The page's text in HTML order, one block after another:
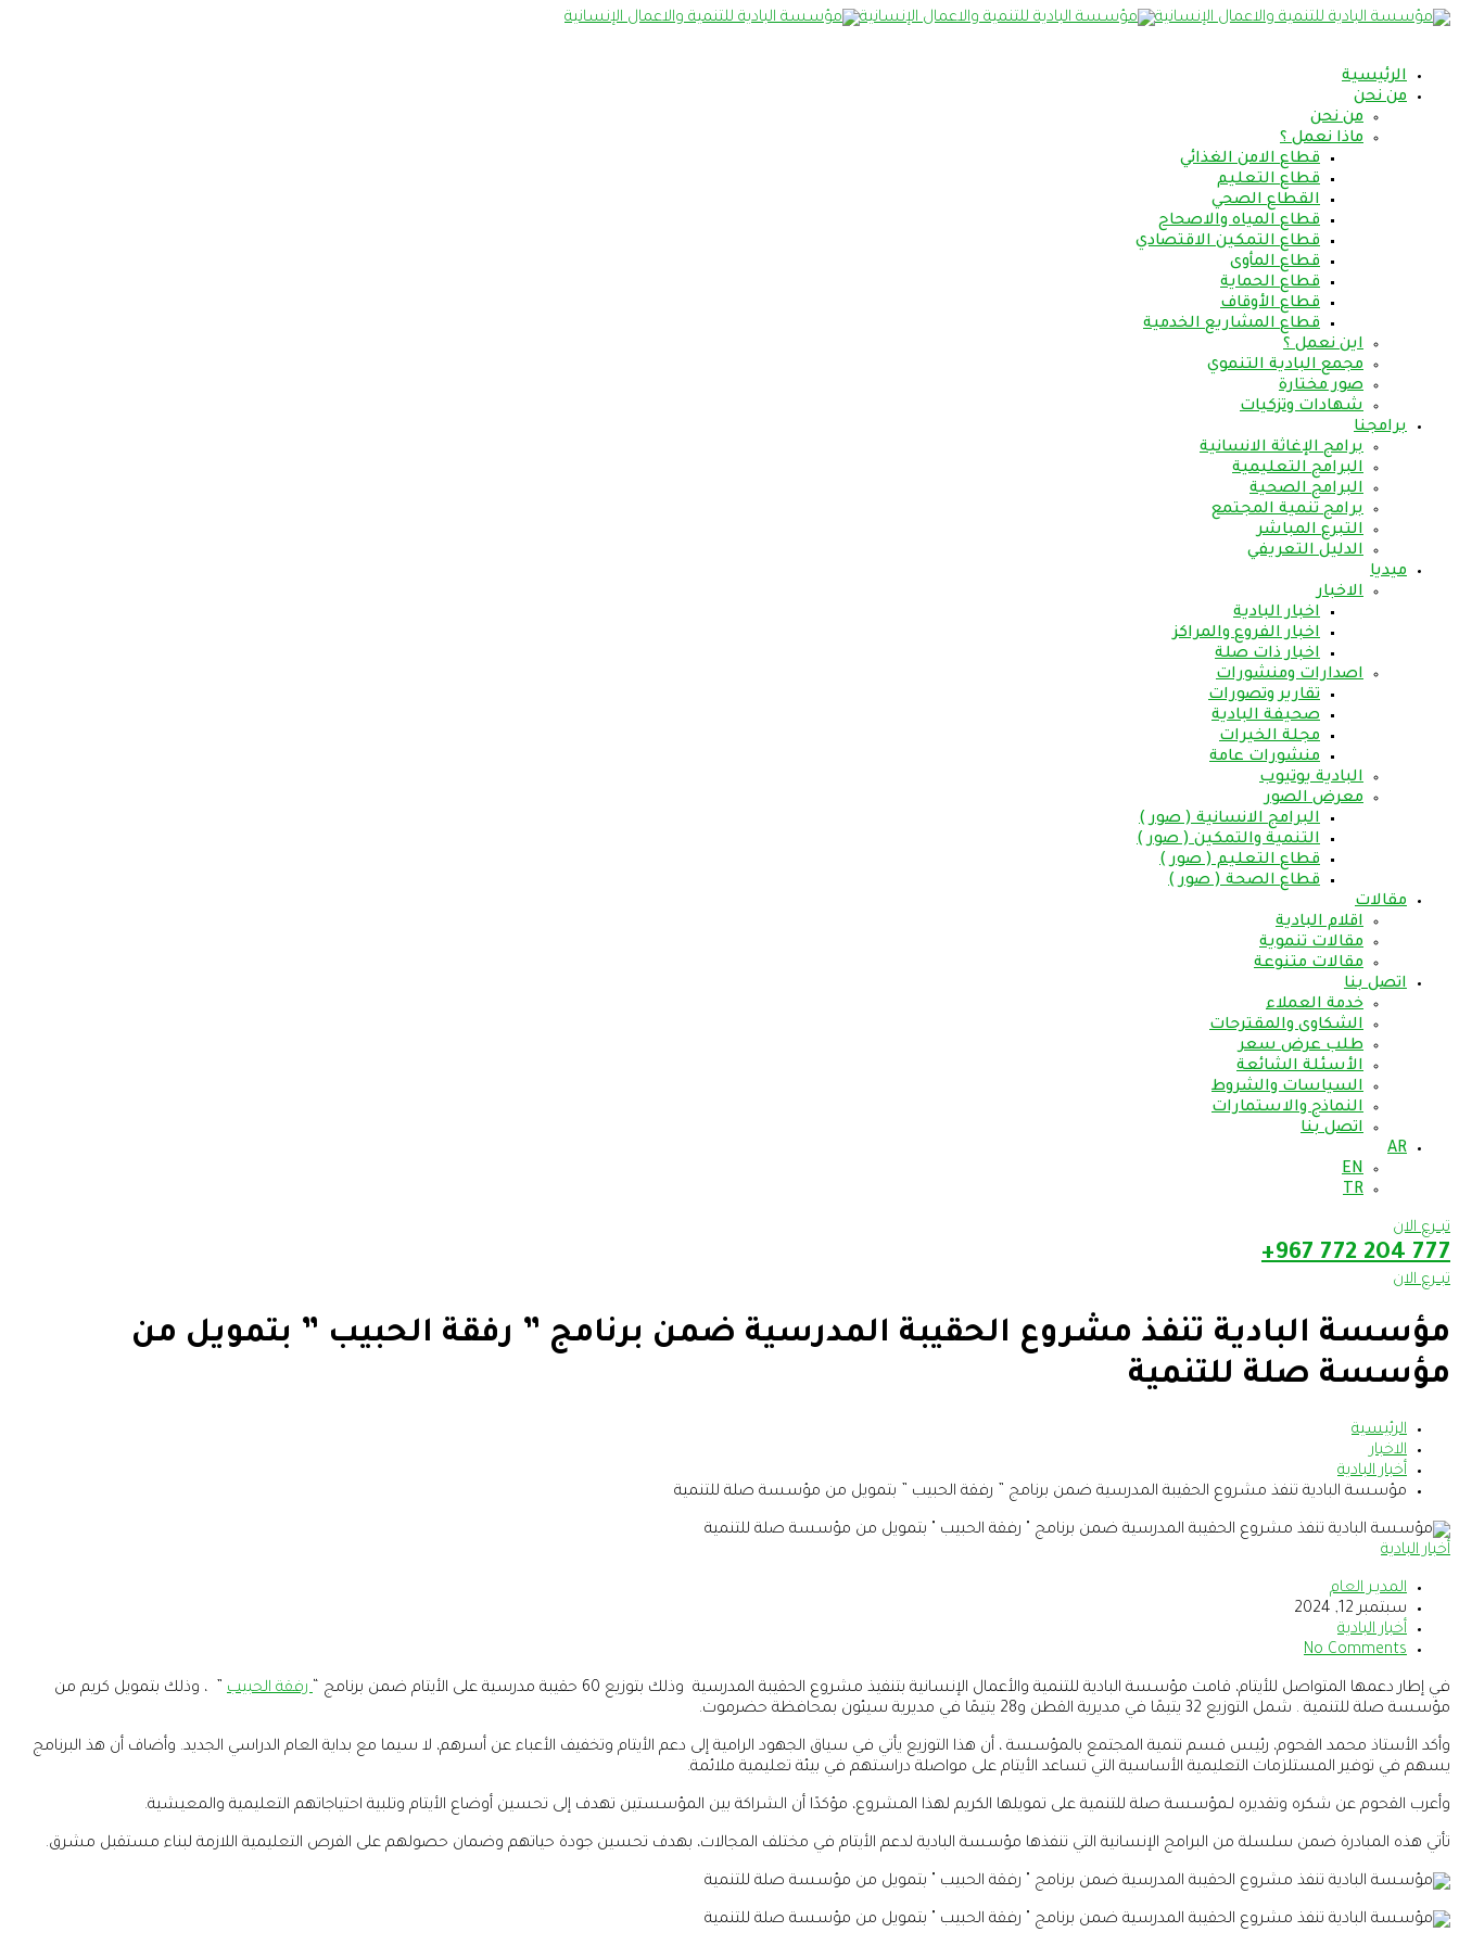
الرئيسية
من نحن
من نحن
ماذا نعمل ؟
قطاع الامن الغذائي
قطاع التعليم
القطاع الصحي
قطاع المياه والاصحاح
قطاع التمكين الاقتصادي
قطاع المأوى
قطاع الحماية
قطاع الأوقاف
قطاع المشاريع الخدمية
اين نعمل ؟
مجمع البادية التنموي
صور مختارة
شهادات وتزكيات
برامجنا
برامج الإغاثة الانسانية
البرامج التعليمية
البرامج الصحية
برامج تنمية المجتمع
التبرع المباشر
الدليل التعريفي
ميديا
الاخبار
اخبار البادية
اخبار الفروع والمراكز
اخبار ذات صلة
اصدارات ومنشورات
تقارير وتصورات
صحيفة البادية
مجلة الخيرات
منشورات عامة
البادية يوتيوب
معرض الصور
البرامج الانسانية ( صور )
التنمية والتمكين ( صور )
قطاع التعليم ( صور )
قطاع الصحة ( صور )
مقالات
اقلام البادية
مقالات تنموية
مقالات متنوعة
اتصل بنا
خدمة العملاء
الشكاوى والمقترحات
طلب عرض سعر
الأسئلة الشائعة
السياسات والشروط
النماذج والاستمارات
اتصل بنا
AR
EN
TR
تبــرع الان
777 204 772 967+
تبــرع الان
مؤسسة البادية تنفذ مشروع الحقيبة المدرسية ضمن برنامج ” رفقة الحبيب ” بتمويل من
مؤسسة صلة للتنمية
الرئيسية
الاخبار
أخبار البادية
مؤسسة البادية تنفذ مشروع الحقيبة المدرسية ضمن برنامج ” رفقة الحبيب ” بتمويل من مؤسسة صلة للتنمية
أخبار البادية
المديـر العام
سبتمبر 12, 2024
أخبار البادية
No Comments
في إطار دعمها المتواصل للأيتام، قامت مؤسسة البادية للتنمية والأعمال الإنسانية بتنفيذ مشروع الحقيبة المدرسية وذلك بتوزيع 60 حقيبة مدرسية على الأيتام ضمن برنامج “ رفقة الحبيب ” ، وذلك بتمويل كريم من
مؤسسة صلة للتنمية . شمل التوزيع 32 يتيمًا في مديرية القطن و28 يتيمًا في مديرية سيئون بمحافظة حضرموت.
وأكد الأستاذ محمد القحوم، رئيس قسم تنمية المجتمع بالمؤسسة ، أن هذا التوزيع يأتي في سياق الجهود الرامية إلى دعم الأيتام وتخفيف الأعباء عن أسرهم، لا سيما مع بداية العام الدراسي الجديد. وأضاف أن هذ البرنامج
يسهم في توفير المستلزمات التعليمية الأساسية التي تساعد الأيتام على مواصلة دراستهم في بيئة تعليمية ملائمة.
وأعرب القحوم عن شكره وتقديره لـمؤسسة صلة للتنمية على تمويلها الكريم لهذا المشروع، مؤكدًا أن الشراكة بين المؤسستين تهدف إلى تحسين أوضاع الأيتام وتلبية احتياجاتهم التعليمية والمعيشية.
تأتي هذه المبادرة ضمن سلسلة من البرامج الإنسانية التي تنفذها مؤسسة البادية لدعم الأيتام في مختلف المجالات، بهدف تحسين جودة حياتهم وضمان حصولهم على الفرص التعليمية اللازمة لبناء مستقبل مشرق.